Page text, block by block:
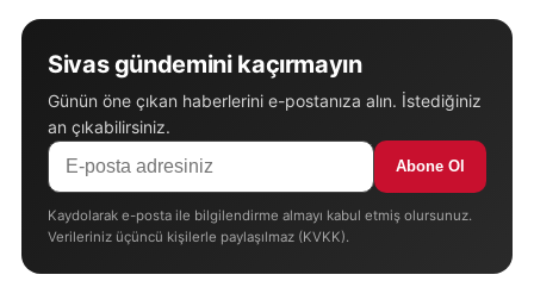
Sivas gündemini kaçırmayın
Günün öne çıkan haberlerini e-postanıza alın. İstediğiniz
an çıkabilirsiniz.
Abone Ol
Kaydolarak e-posta ile bilgilendirme almayı kabul etmiş olursunuz.
Verileriniz üçüncü kişilerle paylaşılmaz (KVKK).